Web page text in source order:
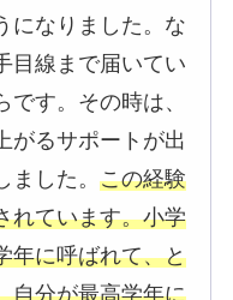
になりました。な
目線まで届いてい
す。その時は、
がるサポートが出
した。 この経験
れています。小学
年に呼ばれて、と
自分が最高学年に